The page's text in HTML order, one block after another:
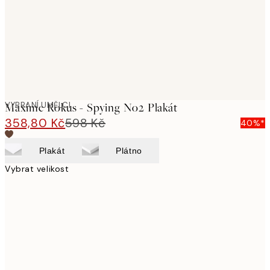
VYBRANÍ UMĚLCI
Maxime Rokus - Spying No2 Plakát
358,80 Kč598 Kč 40%*
Plakát Plátno
Vybrat velikost